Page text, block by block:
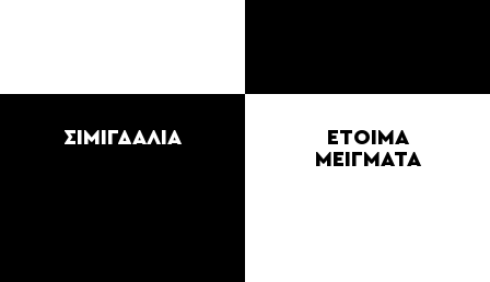
ΣΙΜΙΓΔΑΛΙΑ
ΕΤΟΙΜΑ
ΜΕΙΓΜΑΤΑ